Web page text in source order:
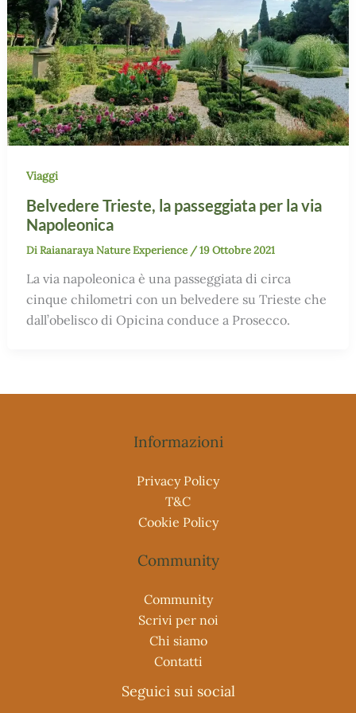
Viaggi
Belvedere Trieste, la passeggiata per la via
Napoleonica
DiRaianaraya Nature Experience /19 Ottobre 2021
La via napoleonica è una passeggiata di circa
cinque chilometri con un belvedere su Trieste che
dall’obelisco di Opicina conduce a Prosecco.
Informazioni
Privacy Policy
T&C
Cookie Policy
Community
Community
Scrivi per noi
Chi siamo
Contatti
Seguici sui social